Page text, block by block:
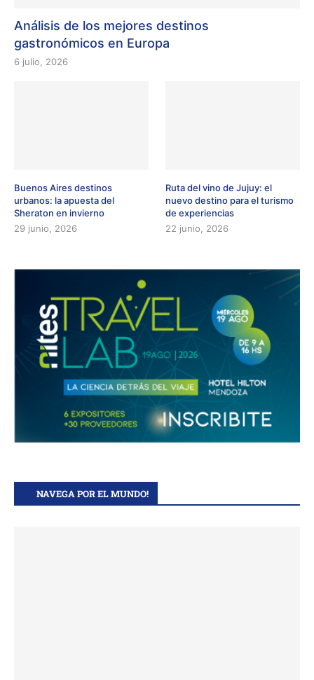
Análisis de los mejores destinos
gastronómicos en Europa
6 julio, 2026
Buenos Aires destinos
urbanos: la apuesta del
Sheraton en invierno
29 junio, 2026
Ruta del vino de Jujuy: el
nuevo destino para el turismo
de experiencias
22 junio, 2026
NAVEGA POR EL MUNDO!